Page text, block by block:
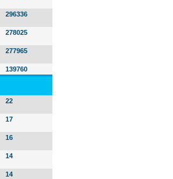
296336
278025
277965
139760
22
17
16
14
14